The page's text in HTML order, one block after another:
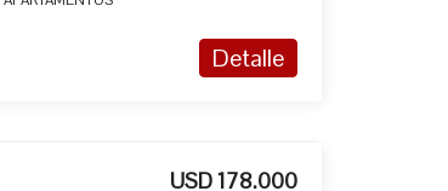
Detalle
USD 178.000